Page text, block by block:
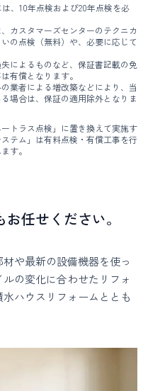
、10年点検および20年点検を必
カスタマーズセンターのテクニカ
の点検（無料）や、必要に応じて
によるものなど、保証書記載の免
有償となります。
業者による増改築などにより、当
場合は、保証の適用除外となりま
トラス点検」に置き換えて実施す
テム」は有料点検・有償工事を行
す。
任せください。
や最新の設備機器を使っ
の変化に合わせたリフォ
ハウスリフォームととも